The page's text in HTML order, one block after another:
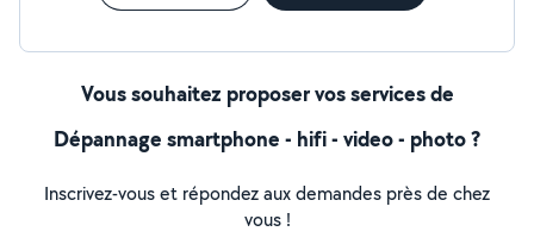
Vous souhaitez proposer vos services de
Dépannage smartphone - hifi - video - photo ?
Inscrivez-vous et répondez aux demandes près de chez
vous !